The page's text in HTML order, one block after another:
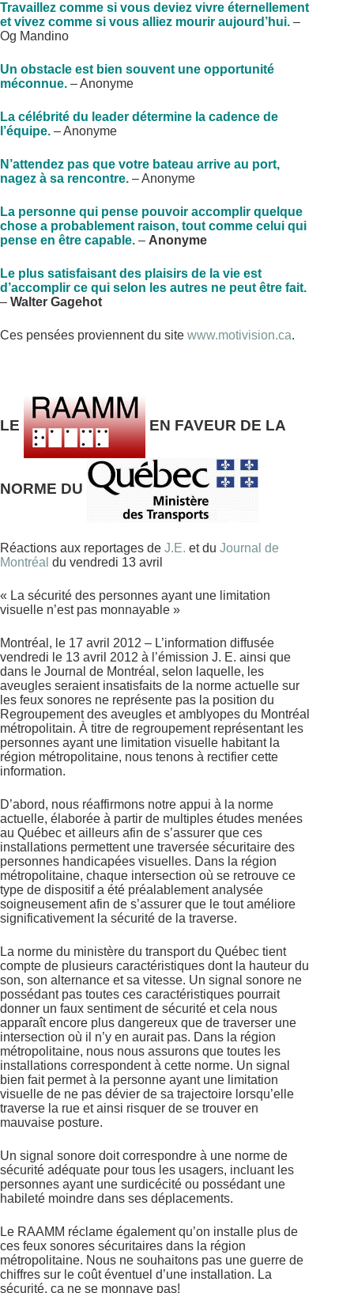
Travaillez comme si vous deviez vivre éternellement
et vivez comme si vous alliez mourir aujourd’hui. –
Og Mandino
Un obstacle est bien souvent une opportunité
méconnue. – Anonyme
La célébrité du leader détermine la cadence de
l’équipe. – Anonyme
N’attendez pas que votre bateau arrive au port,
nagez à sa rencontre. – Anonyme
La personne qui pense pouvoir accomplir quelque
chose a probablement raison, tout comme celui qui
pense en être capable. – Anonyme
Le plus satisfaisant des plaisirs de la vie est
d’accomplir ce qui selon les autres ne peut être fait.
– Walter Gagehot
Ces pensées proviennent du site www.motivision.ca.
LE EN FAVEUR DE LA
NORME DU
Réactions aux reportages de J.E. et du Journal de
Montréal du vendredi 13 avril
« La sécurité des personnes ayant une limitation
visuelle n’est pas monnayable »
Montréal, le 17 avril 2012 – L’information diffusée
vendredi le 13 avril 2012 à l’émission J. E. ainsi que
dans le Journal de Montréal, selon laquelle, les
aveugles seraient insatisfaits de la norme actuelle sur
les feux sonores ne représente pas la position du
Regroupement des aveugles et amblyopes du Montréal
métropolitain. À titre de regroupement représentant les
personnes ayant une limitation visuelle habitant la
région métropolitaine, nous tenons à rectifier cette
information.
D’abord, nous réaffirmons notre appui à la norme
actuelle, élaborée à partir de multiples études menées
au Québec et ailleurs afin de s’assurer que ces
installations permettent une traversée sécuritaire des
personnes handicapées visuelles. Dans la région
métropolitaine, chaque intersection où se retrouve ce
type de dispositif a été préalablement analysée
soigneusement afin de s’assurer que le tout améliore
significativement la sécurité de la traverse.
La norme du ministère du transport du Québec tient
compte de plusieurs caractéristiques dont la hauteur du
son, son alternance et sa vitesse. Un signal sonore ne
possédant pas toutes ces caractéristiques pourrait
donner un faux sentiment de sécurité et cela nous
apparaît encore plus dangereux que de traverser une
intersection où il n’y en aurait pas. Dans la région
métropolitaine, nous nous assurons que toutes les
installations correspondent à cette norme. Un signal
bien fait permet à la personne ayant une limitation
visuelle de ne pas dévier de sa trajectoire lorsqu’elle
traverse la rue et ainsi risquer de se trouver en
mauvaise posture.
Un signal sonore doit correspondre à une norme de
sécurité adéquate pour tous les usagers, incluant les
personnes ayant une surdicécité ou possédant une
habileté moindre dans ses déplacements.
Le RAAMM réclame également qu’on installe plus de
ces feux sonores sécuritaires dans la région
métropolitaine. Nous ne souhaitons pas une guerre de
chiffres sur le coût éventuel d’une installation. La
sécurité, ça ne se monnaye pas!